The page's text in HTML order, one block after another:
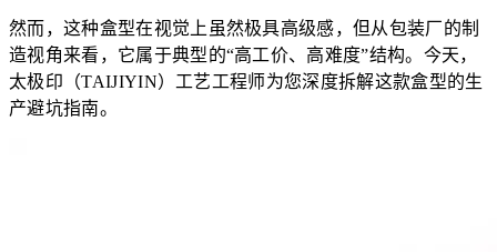
然而，这种盒型在视觉上虽然极具高级感，但从包装厂的制
造视角来看，它属于典型的“高工价、高难度”结构。今天，
太极印（TAIJIYIN）工艺工程师为您深度拆解这款盒型的生
产避坑指南。